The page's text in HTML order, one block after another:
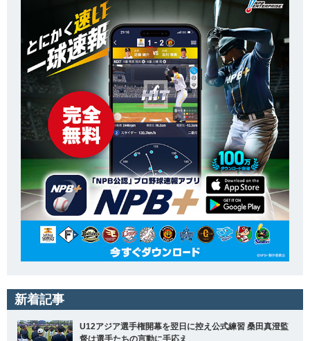
新着記事
U12アジア選手権開幕を翌日に控え公式練習 桑田真澄監